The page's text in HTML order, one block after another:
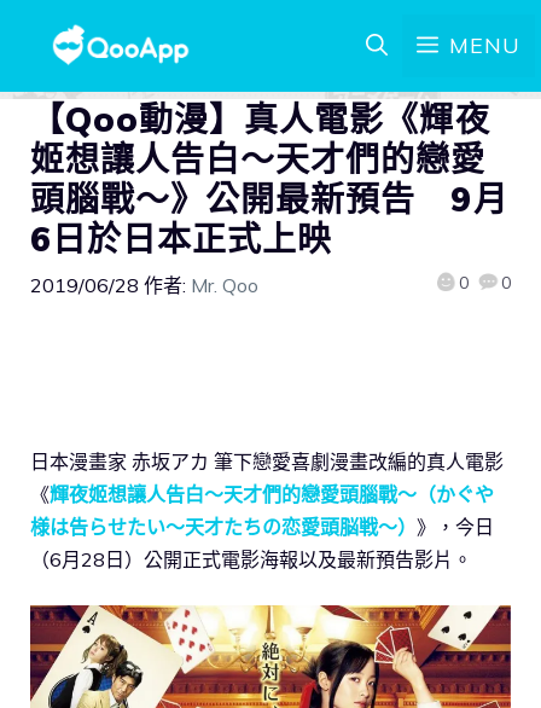
MENU
【Qoo動漫】真人電影《輝夜
姬想讓人告白～天才們的戀愛
頭腦戰～》公開最新預告 9月
6日於日本正式上映
2019/06/28 作者: Mr. Qoo 0 0
日本漫畫家 赤坂アカ 筆下戀愛喜劇漫畫改編的真人電影
《輝夜姬想讓人告白～天才們的戀愛頭腦戰～（かぐや
様は告らせたい〜天才たちの恋愛頭脳戦〜） 》，今日
（6月28日）公開正式電影海報以及最新預告影片。